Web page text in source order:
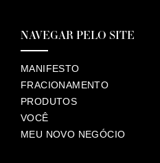
NAVEGAR PELO SITE
MANIFESTO
FRACIONAMENTO
PRODUTOS
VOCÊ
MEU NOVO NEGÓCIO